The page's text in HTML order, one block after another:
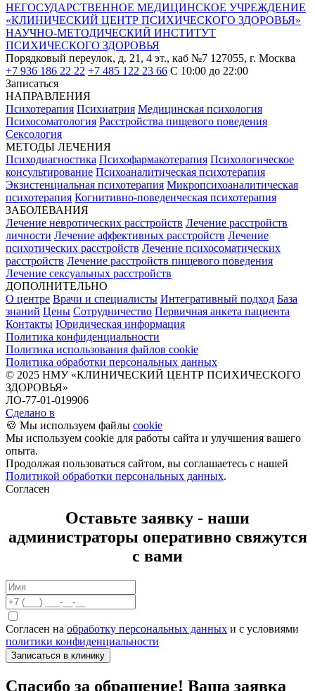
НЕГОСУДАРСТВЕННОЕ МЕДИЦИНСКОЕ УЧРЕЖДЕНИЕ
«КЛИНИЧЕСКИЙ ЦЕНТР ПСИХИЧЕСКОГО ЗДОРОВЬЯ»
НАУЧНО-МЕТОДИЧЕСКИЙ ИНСТИТУТ
ПСИХИЧЕСКОГО ЗДОРОВЬЯ
Порядковый переулок, д. 21, 4 эт., каб №7 127055, г. Москва
+7 936 186 22 22 +7 485 122 23 66 С 10:00 до 22:00
Записаться
НАПРАВЛЕНИЯ
Психотерапия Психиатрия Медицинская психология
Психосоматология Расстройства пищевого поведения
Сексология
МЕТОДЫ ЛЕЧЕНИЯ
Психодиагностика Психофармакотерапия Психологическое
консультирование Психоаналитическая психотерапия
Экзистенциальная психотерапия Микропсихоаналитическая
психотерапия Когнитивно-поведенческая психотерапия
ЗАБОЛЕВАНИЯ
Лечение невротических расстройств Лечение расстройств
личности Лечение аффективных расстройств Лечение
психотических расстройств Лечение психосоматических
расстройств Лечение расстройств пищевого поведения
Лечение сексуальных расстройств
ДОПОЛНИТЕЛЬНО
О центре Врачи и специалисты Интегративный подход База
знаний Цены Сотрудничество Первичная анкета пациента
Контакты Юридическая информация
Политика конфиденциальности
Политика использования файлов cookie
Политика обработки персональных данных
© 2025 НМУ «‎КЛИНИЧЕСКИЙ ЦЕНТР ПСИХИЧЕСКОГО
ЗДОРОВЬЯ»‎
ЛО-77-01-019906
Сделано в
🍪 Мы используем файлы cookie
Мы используем cookie для работы сайта и улучшения вашего
опыта.
Продолжая пользоваться сайтом, вы соглашаетесь с нашей
Политикой обработки персональных данных.
Согласен
Оставьте заявку - наши
администраторы оперативно свяжутся
с вами
Согласен на обработку персональных данных и с условиями
политики конфиденциальности
Записаться в клинику
Спасибо за обращение! Ваша заявка